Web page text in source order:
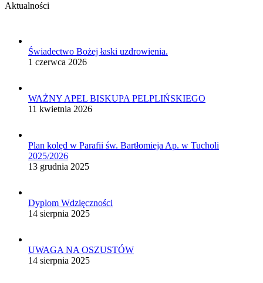
Aktualności
Świadectwo Bożej łaski uzdrowienia.
1 czerwca 2026
WAŻNY APEL BISKUPA PELPLIŃSKIEGO
11 kwietnia 2026
Plan kolęd w Parafii św. Bartłomieja Ap. w Tucholi
2025/2026
13 grudnia 2025
Dyplom Wdzięczności
14 sierpnia 2025
UWAGA NA OSZUSTÓW
14 sierpnia 2025